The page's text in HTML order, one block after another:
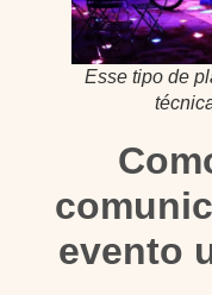
Esse tipo de
evento